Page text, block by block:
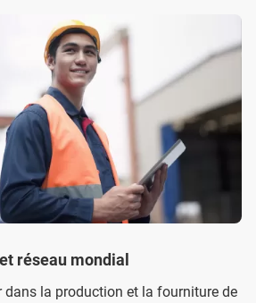
réseau mondial
dans la production et la fourniture de